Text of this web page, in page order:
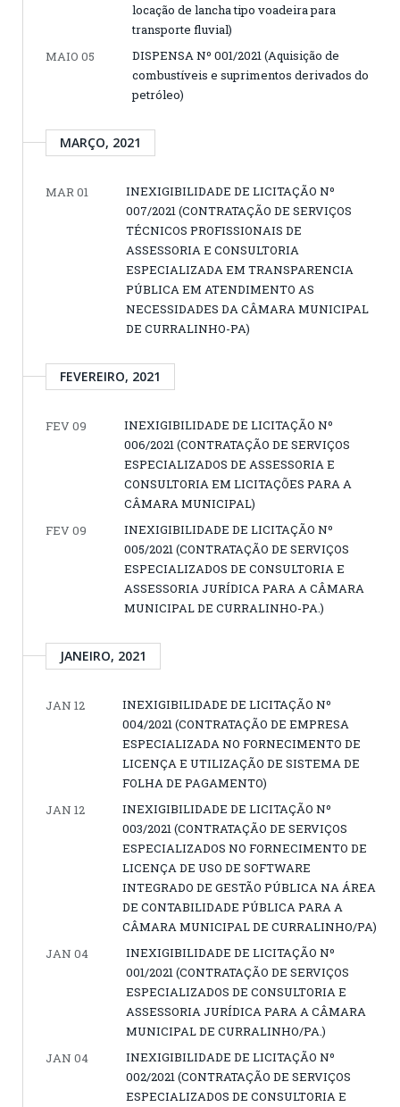
locação de lancha tipo voadeira para
transporte fluvial)
MAIO 05
DISPENSA Nº 001/2021 (Aquisição de
combustíveis e suprimentos derivados do
petróleo)
MARÇO, 2021
MAR 01
INEXIGIBILIDADE DE LICITAÇÃO Nº
007/2021 (CONTRATAÇÃO DE SERVIÇOS
TÉCNICOS PROFISSIONAIS DE
ASSESSORIA E CONSULTORIA
ESPECIALIZADA EM TRANSPARENCIA
PÚBLICA EM ATENDIMENTO AS
NECESSIDADES DA CÂMARA MUNICIPAL
DE CURRALINHO-PA)
FEVEREIRO, 2021
FEV 09
INEXIGIBILIDADE DE LICITAÇÃO Nº
006/2021 (CONTRATAÇÃO DE SERVIÇOS
ESPECIALIZADOS DE ASSESSORIA E
CONSULTORIA EM LICITAÇÕES PARA A
CÂMARA MUNICIPAL)
FEV 09
INEXIGIBILIDADE DE LICITAÇÃO Nº
005/2021 (CONTRATAÇÃO DE SERVIÇOS
ESPECIALIZADOS DE CONSULTORIA E
ASSESSORIA JURÍDICA PARA A CÂMARA
MUNICIPAL DE CURRALINHO-PA.)
JANEIRO, 2021
JAN 12
INEXIGIBILIDADE DE LICITAÇÃO Nº
004/2021 (CONTRATAÇÃO DE EMPRESA
ESPECIALIZADA NO FORNECIMENTO DE
LICENÇA E UTILIZAÇÃO DE SISTEMA DE
FOLHA DE PAGAMENTO)
JAN 12
INEXIGIBILIDADE DE LICITAÇÃO Nº
003/2021 (CONTRATAÇÃO DE SERVIÇOS
ESPECIALIZADOS NO FORNECIMENTO DE
LICENÇA DE USO DE SOFTWARE
INTEGRADO DE GESTÃO PÚBLICA NA ÁREA
DE CONTABILIDADE PÚBLICA PARA A
CÂMARA MUNICIPAL DE CURRALINHO/PA)
JAN 04
INEXIGIBILIDADE DE LICITAÇÃO Nº
001/2021 (CONTRATAÇÃO DE SERVIÇOS
ESPECIALIZADOS DE CONSULTORIA E
ASSESSORIA JURÍDICA PARA A CÂMARA
MUNICIPAL DE CURRALINHO/PA.)
JAN 04
INEXIGIBILIDADE DE LICITAÇÃO Nº
002/2021 (CONTRATAÇÃO DE SERVIÇOS
ESPECIALIZADOS DE CONSULTORIA E